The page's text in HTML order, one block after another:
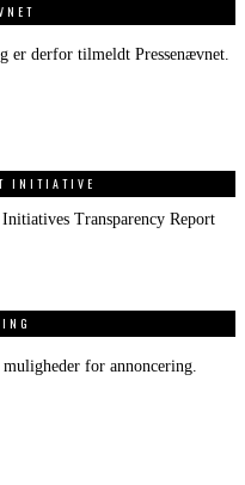
er derfor tilmeldt Pressenævnet.
INITIATIVE
Transparency Report
for annoncering.